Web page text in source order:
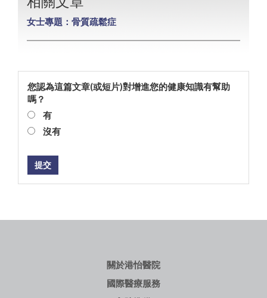
女士專題：骨質疏鬆症
您認為這篇文章(或短片)對增進您的健康知識有幫助
嗎？
有
沒有
提交
關於港怡醫院
國際醫療服務